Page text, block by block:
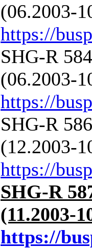
(06.2003-
https://
SHG-R
(06.2003-
https://
SHG-R
(12.2003-
https://
SHG-R
(11.2003-
https://